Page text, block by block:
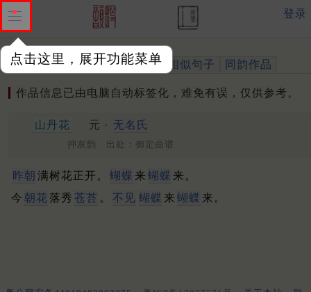
点击这里，展开功能菜单
登录
作品 标注四声 出处、引用 相似句子 同韵作品
作品信息已由电脑自动标签化，难免有误，仅供参考。
山丹花 元 · 无名氏
押灰韵 出处：御定曲谱
昨朝 满树花正开。 蝴蝶 来 蝴蝶 来。
今 朝花落秀 苍苔 。 不见 蝴蝶 来 蝴蝶 来。